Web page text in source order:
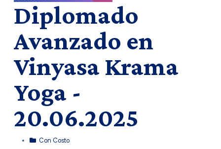
Diplomado
Avanzado en
Vinyasa Krama
Yoga -
20.06.2025
Con Costo